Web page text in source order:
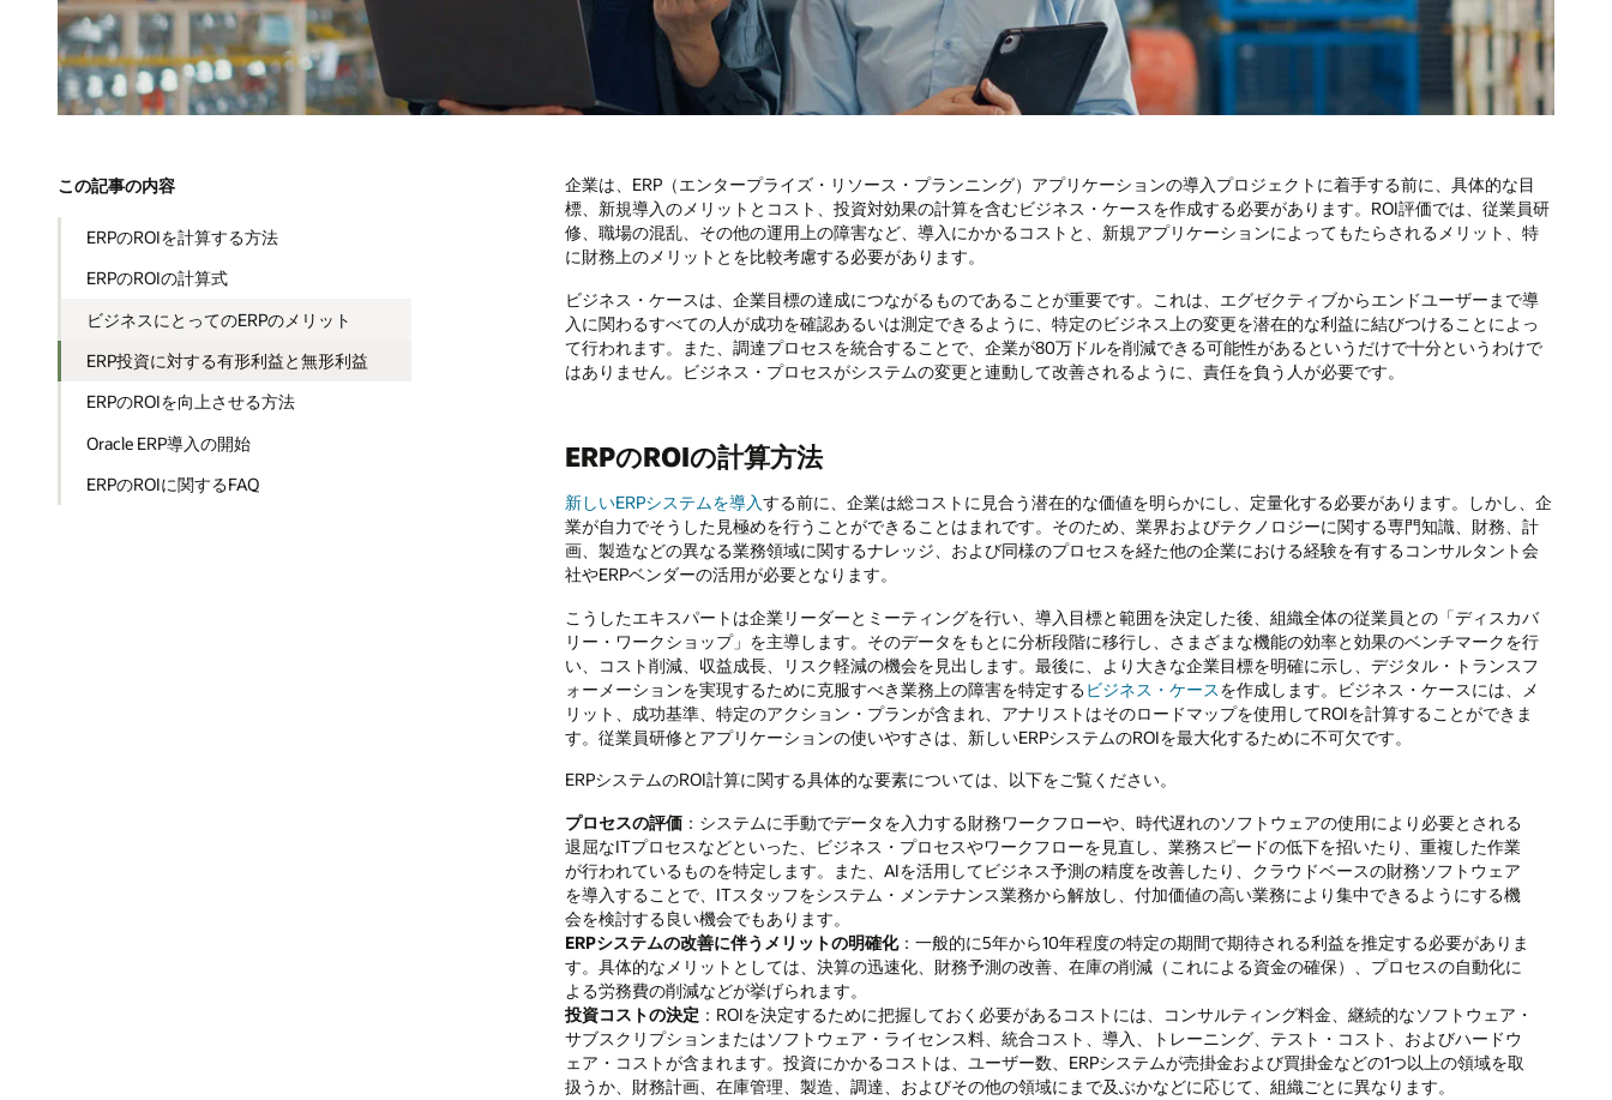
この記事の内容
ERPのROIを計算する方法
ERPのROIの計算式
ビジネスにとってのERPのメリット
ERP投資に対する有形利益と無形利益
ERPのROIを向上させる方法
Oracle ERP導入の開始
ERPのROIに関するFAQ
企業は、ERP（エンタープライズ・リソース・プランニング）アプリケーションの導入プロジェクトに着手する前に、具体的な目
標、新規導入のメリットとコスト、投資対効果の計算を含むビジネス・ケースを作成する必要があります。ROI評価では、従業員研
修、職場の混乱、その他の運用上の障害など、導入にかかるコストと、新規アプリケーションによってもたらされるメリット、特
に財務上のメリットとを比較考慮する必要があります。
ビジネス・ケースは、企業目標の達成につながるものであることが重要です。これは、エグゼクティブからエンドユーザーまで導
入に関わるすべての人が成功を確認あるいは測定できるように、特定のビジネス上の変更を潜在的な利益に結びつけることによっ
て行われます。また、調達プロセスを統合することで、企業が80万ドルを削減できる可能性があるというだけで十分というわけで
はありません。ビジネス・プロセスがシステムの変更と連動して改善されるように、責任を負う人が必要です。
ERPのROIの計算方法
新しいERPシステムを導入する前に、企業は総コストに見合う潜在的な価値を明らかにし、定量化する必要があります。しかし、企
業が自力でそうした見極めを行うことができることはまれです。そのため、業界およびテクノロジーに関する専門知識、財務、計
画、製造などの異なる業務領域に関するナレッジ、および同様のプロセスを経た他の企業における経験を有するコンサルタント会
社やERPベンダーの活用が必要となります。
こうしたエキスパートは企業リーダーとミーティングを行い、導入目標と範囲を決定した後、組織全体の従業員との「ディスカバ
リー・ワークショップ」を主導します。そのデータをもとに分析段階に移行し、さまざまな機能の効率と効果のベンチマークを行
い、コスト削減、収益成長、リスク軽減の機会を見出します。最後に、より大きな企業目標を明確に示し、デジタル・トランスフ
ォーメーションを実現するために克服すべき業務上の障害を特定するビジネス・ケースを作成します。ビジネス・ケースには、メ
リット、成功基準、特定のアクション・プランが含まれ、アナリストはそのロードマップを使用してROIを計算することができま
す。従業員研修とアプリケーションの使いやすさは、新しいERPシステムのROIを最大化するために不可欠です。
ERPシステムのROI計算に関する具体的な要素については、以下をご覧ください。
プロセスの評価 ：システムに手動でデータを入力する財務ワークフローや、時代遅れのソフトウェアの使用により必要とされる
退屈なITプロセスなどといった、ビジネス・プロセスやワークフローを見直し、業務スピードの低下を招いたり、重複した作業
が行われているものを特定します。また、AIを活用してビジネス予測の精度を改善したり、クラウドベースの財務ソフトウェア
を導入することで、ITスタッフをシステム・メンテナンス業務から解放し、付加価値の高い業務により集中できるようにする機
会を検討する良い機会でもあります。
ERPシステムの改善に伴うメリットの明確化：一般的に5年から10年程度の特定の期間で期待される利益を推定する必要がありま
す。具体的なメリットとしては、決算の迅速化、財務予測の改善、在庫の削減（これによる資金の確保）、プロセスの自動化に
よる労務費の削減などが挙げられます。
投資コストの決定 ：ROIを決定するために把握しておく必要があるコストには、コンサルティング料金、継続的なソフトウェア・
サブスクリプションまたはソフトウェア・ライセンス料、統合コスト、導入、トレーニング、テスト・コスト、およびハードウ
ェア・コストが含まれます。投資にかかるコストは、ユーザー数、ERPシステムが売掛金および買掛金などの1つ以上の領域を取
扱うか、財務計画、在庫管理、製造、調達、およびその他の領域にまで及ぶかなどに応じて、組織ごとに異なります。